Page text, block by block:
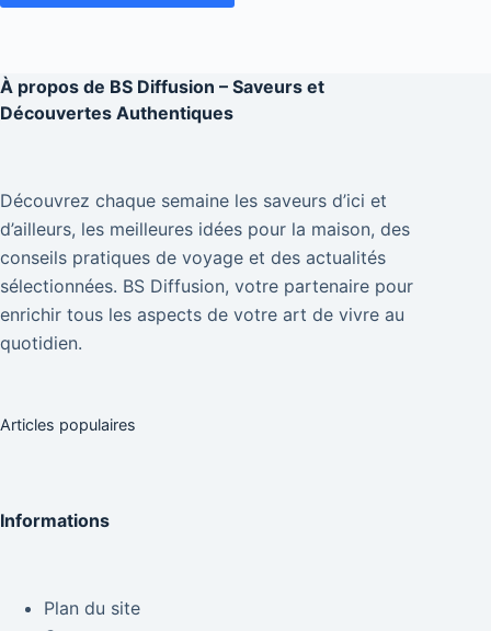
À propos de BS Diffusion – Saveurs et
Découvertes Authentiques
Découvrez chaque semaine les saveurs d’ici et
d’ailleurs, les meilleures idées pour la maison, des
conseils pratiques de voyage et des actualités
sélectionnées. BS Diffusion, votre partenaire pour
enrichir tous les aspects de votre art de vivre au
quotidien.
Articles populaires
Informations
Plan du site